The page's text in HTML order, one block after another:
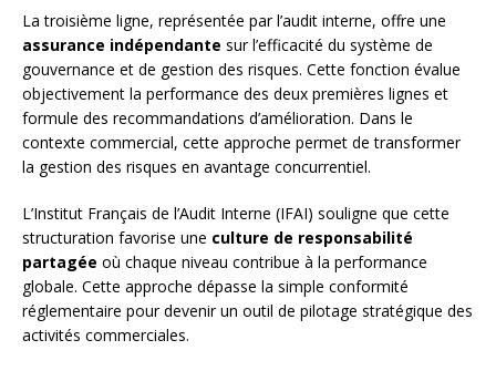
La troisième ligne, représentée par l’audit interne, offre une
assurance indépendante sur l’efficacité du système de
gouvernance et de gestion des risques. Cette fonction évalue
objectivement la performance des deux premières lignes et
formule des recommandations d’amélioration. Dans le
contexte commercial, cette approche permet de transformer
la gestion des risques en avantage concurrentiel.
L’Institut Français de l’Audit Interne (IFAI) souligne que cette
structuration favorise une culture de responsabilité
partagée où chaque niveau contribue à la performance
globale. Cette approche dépasse la simple conformité
réglementaire pour devenir un outil de pilotage stratégique des
activités commerciales.